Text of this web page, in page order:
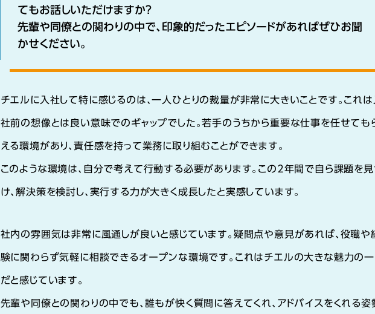
てもお話しいただけますか？
先輩や同僚との関わりの中で、印象的だったエピソードがあればぜひお聞
かせください。
チエルに入社して特に感じるのは、一人ひとりの裁量が非常に大きいことです。これは
社前の想像とは良い意味でのギャップでした。若手のうちから重要な仕事を任せても
える環境があり、責任感を持って業務に取り組むことができます。
このような環境は、自分で考えて行動する必要があります。この2年間で自ら課題を見
け、解決策を検討し、実行する力が大きく成長したと実感しています。
社内の雰囲気は非常に風通しが良いと感じています。疑問点や意見があれば、役職や
験に関わらず気軽に相談できるオープンな環境です。これはチエルの大きな魅力の
だと感じています。
先輩や同僚との関わりの中でも、誰もが快く質問に答えてくれ、アドバイスをくれる姿